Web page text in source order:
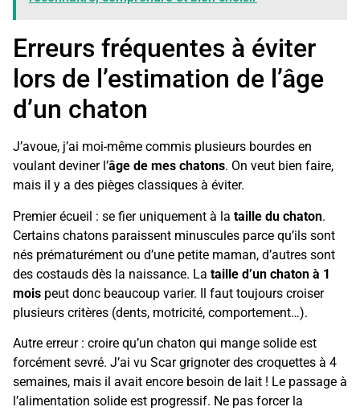
Erreurs fréquentes à éviter
lors de l’estimation de l’âge
d’un chaton
J’avoue, j’ai moi-même commis plusieurs bourdes en
voulant deviner l’âge de mes chatons. On veut bien faire,
mais il y a des pièges classiques à éviter.
Premier écueil : se fier uniquement à la taille du chaton.
Certains chatons paraissent minuscules parce qu’ils sont
nés prématurément ou d’une petite maman, d’autres sont
des costauds dès la naissance. La taille d’un chaton à 1
mois peut donc beaucoup varier. Il faut toujours croiser
plusieurs critères (dents, motricité, comportement…).
Autre erreur : croire qu’un chaton qui mange solide est
forcément sevré. J’ai vu Scar grignoter des croquettes à 4
semaines, mais il avait encore besoin de lait ! Le passage à
l’alimentation solide est progressif. Ne pas forcer la